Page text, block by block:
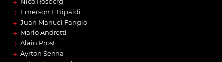
→ Emerson Fittipaldi
→ Juan Manuel Fangio
→ Mario Andretti
→ Alain Prost
→ Ayrton Senna